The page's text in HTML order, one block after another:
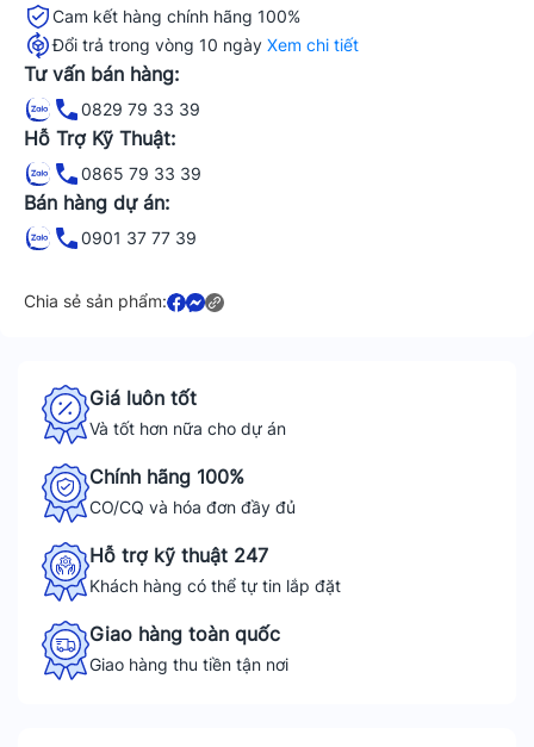
Cam kết hàng chính hãng 100%
Đổi trả trong vòng 10 ngày Xem chi tiết
Tư vấn bán hàng:
0829 79 33 39
Hỗ Trợ Kỹ Thuật:
0865 79 33 39
Bán hàng dự án:
0901 37 77 39
Chia sẻ sản phẩm:
Giá luôn tốt
Và tốt hơn nữa cho dự án
Chính hãng 100%
CO/CQ và hóa đơn đầy đủ
Hỗ trợ kỹ thuật 247
Khách hàng có thể tự tin lắp đặt
Giao hàng toàn quốc
Giao hàng thu tiền tận nơi